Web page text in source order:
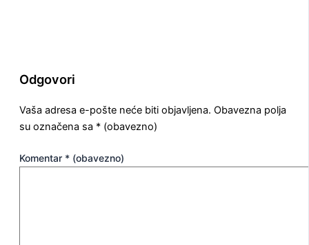
Odgovori
Vaša adresa e-pošte neće biti objavljena. Obavezna polja
su označena sa * (obavezno)
Komentar * (obavezno)